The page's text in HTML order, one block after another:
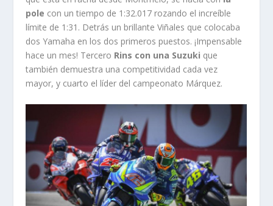
pole con un tiempo de 1:32.017 rozando el increíble
límite de 1:31. Detrás un brillante Viñales que colocaba
dos Yamaha en los dos primeros puestos. ¡Impensable
hace un mes! Tercero Rins con una Suzuki que
también demuestra una competitividad cada vez
mayor, y cuarto el líder del campeonato Márquez.